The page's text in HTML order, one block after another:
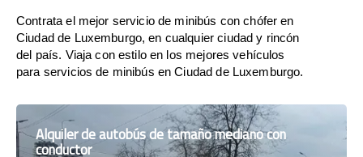
Contrata el mejor servicio de minibús con chófer en
Ciudad de Luxemburgo, en cualquier ciudad y rincón
del país. Viaja con estilo en los mejores vehículos
para servicios de minibús en Ciudad de Luxemburgo.
Alquiler de autobús de tamaño mediano con
conductor